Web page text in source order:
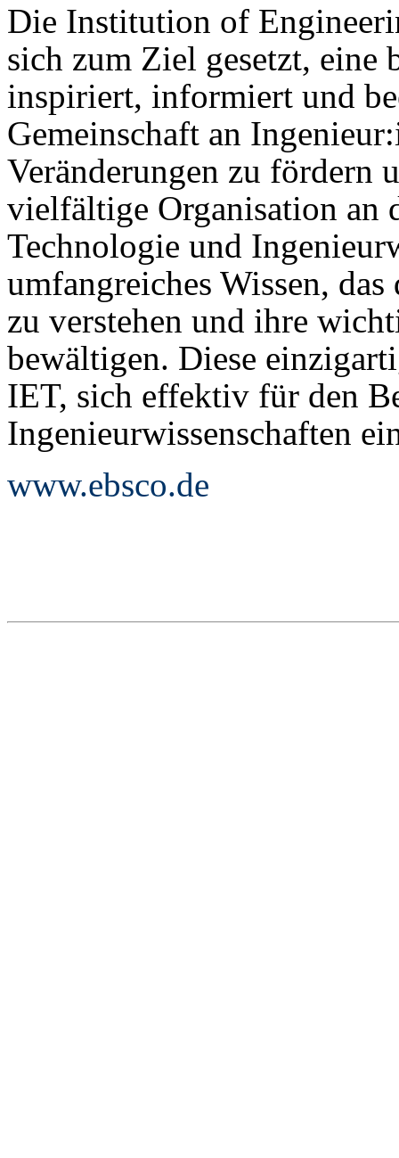
Die Institution of
sich zum Ziel gesetzt, eine
inspiriert, informiert und
Gemeinschaft an
Veränderungen zu fördern
vielfältige Organisation an
Technologie und
umfangreiches Wissen,
zu verstehen und ihre
bewältigen. Diese
IET, sich effektiv für den
Ingenieurwissenschaften
www.ebsco.de